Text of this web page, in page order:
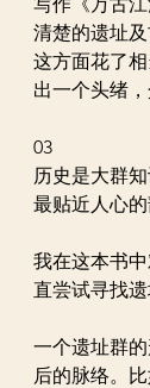
清楚的遗址
这方面花了
出一个头绪，
03
历史是大群
最贴近人心
我在这本书
直尝试寻找遗
一个遗址群
后的脉络。